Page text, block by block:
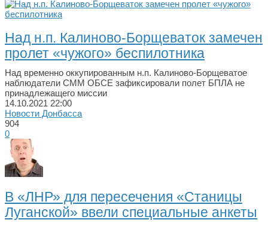
Над н.п. Калиново-Борщеваток замечен
пролет «чужого» беспилотника
Над временно оккупированным н.п. Калиново-Борщеватое
наблюдатели СММ ОБСЕ зафиксировали полет БПЛА не
принадлежащего миссии
14.10.2021 22:00
Новости Донбасса
904
0
В «ЛНР» для пересечения «Станицы
Луганской» ввели специальные анкеты